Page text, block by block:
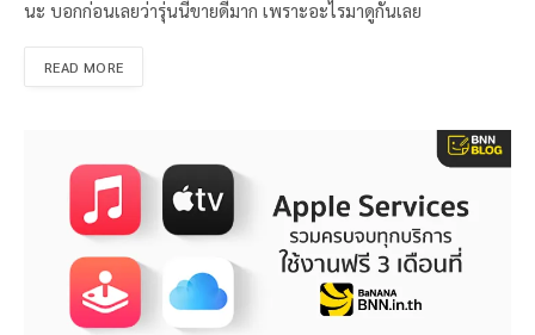
นะ บอกก่อนเลยว่ารุ่นนี้ขายดีมาก เพราะอะไรมาดูกันเลย
READ MORE